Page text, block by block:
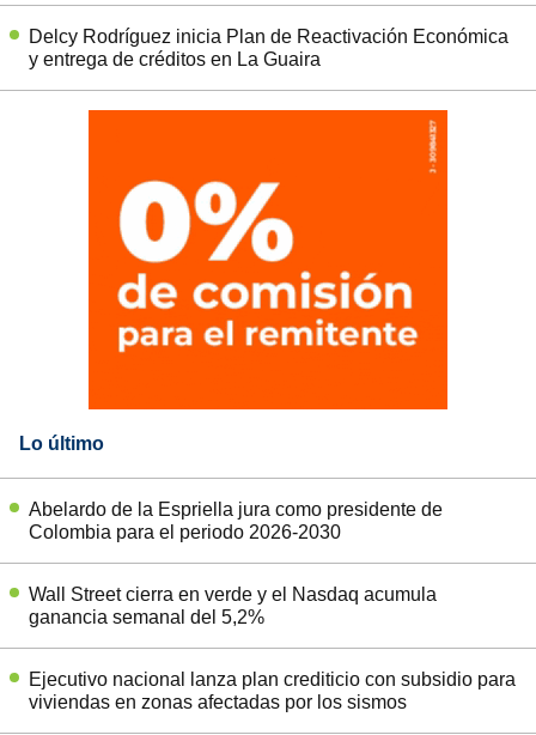
Delcy Rodríguez inicia Plan de Reactivación Económica
y entrega de créditos en La Guaira
Lo último
Abelardo de la Espriella jura como presidente de
Colombia para el periodo 2026-2030
Wall Street cierra en verde y el Nasdaq acumula
ganancia semanal del 5,2%
Ejecutivo nacional lanza plan crediticio con subsidio para
viviendas en zonas afectadas por los sismos